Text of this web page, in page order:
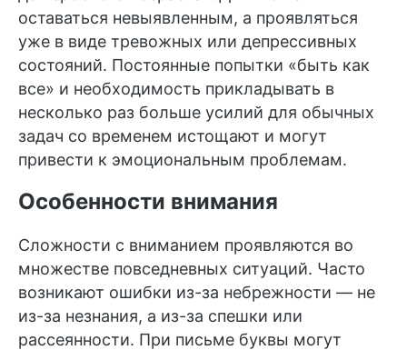
оставаться невыявленным, а проявляться
уже в виде тревожных или депрессивных
состояний. Постоянные попытки «быть как
все» и необходимость прикладывать в
несколько раз больше усилий для обычных
задач со временем истощают и могут
привести к эмоциональным проблемам.
Особенности внимания
Сложности с вниманием проявляются во
множестве повседневных ситуаций. Часто
возникают ошибки из-за небрежности — не
из-за незнания, а из-за спешки или
рассеянности. При письме буквы могут